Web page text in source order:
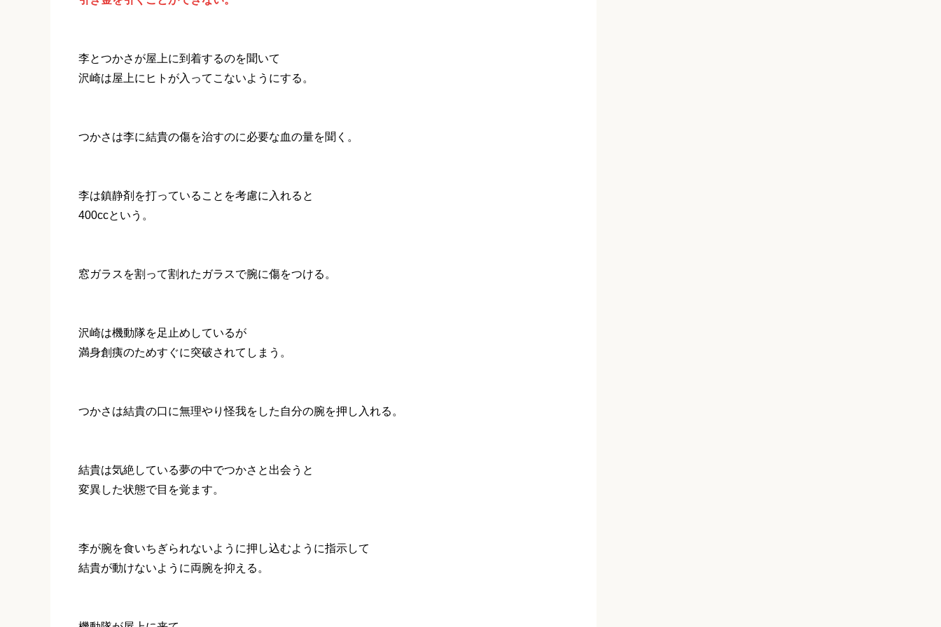
李とつかさが屋上に到着するのを聞いて
沢崎は屋上にヒトが入ってこないようにする。
つかさは李に結貴の傷を治すのに必要な血の量を聞く。
李は鎮静剤を打っていることを考慮に入れると
400ccという。
窓ガラスを割って割れたガラスで腕に傷をつける。
沢崎は機動隊を足止めしているが
満身創痍のためすぐに突破されてしまう。
つかさは結貴の口に無理やり怪我をした自分の腕を押し入れる。
結貴は気絶している夢の中でつかさと出会うと
変異した状態で目を覚ます。
李が腕を食いちぎられないように押し込むように指示して
結貴が動けないように両腕を抑える。